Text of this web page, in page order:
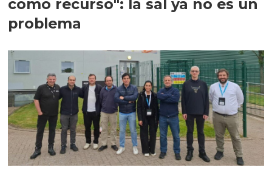
como recurso": la sal ya no es un
problema